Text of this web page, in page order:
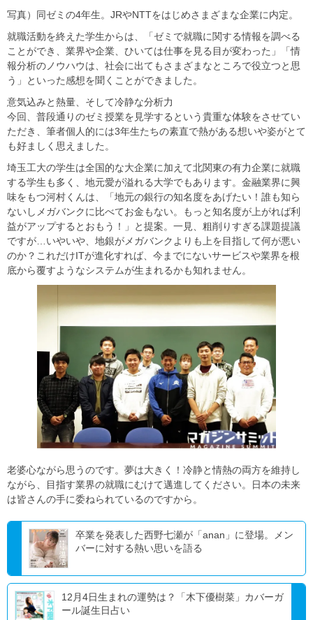
写真）同ゼミの4年生。JRやNTTをはじめさまざまな企業に内定。
就職活動を終えた学生からは、「ゼミで就職に関する情報を調べる
ことができ、業界や企業、ひいては仕事を見る目が変わった」「情
報分析のノウハウは、社会に出てもさまざまなところで役立つと思
う」といった感想を聞くことができました。
意気込みと熱量、そして冷静な分析力
今回、普段通りのゼミ授業を見学するという貴重な体験をさせてい
ただき、筆者個人的には3年生たちの素直で熱がある想いや姿がとて
も好ましく思えました。
埼玉工大の学生は全国的な大企業に加えて北関東の有力企業に就職
する学生も多く、地元愛が溢れる大学でもあります。金融業界に興
味をもつ河村くんは、「地元の銀行の知名度をあげたい！誰も知ら
ないしメガバンクに比べてお金もない。もっと知名度が上がれば利
益がアップするとおもう！」と提案。一見、粗削りすぎる課題提議
ですが…いやいや、地銀がメガバンクよりも上を目指して何が悪い
のか？これだけITが進化すれば、今までにないサービスや業界を根
底から覆すようなシステムが生まれるかも知れません。
老婆心ながら思うのです。夢は大きく！冷静と情熱の両方を維持し
ながら、目指す業界の就職にむけて邁進してください。日本の未来
は皆さんの手に委ねられているのですから。
卒業を発表した西野七瀬が「anan」に登場。メン
バーに対する熱い思いを語る
12月4日生まれの運勢は？「木下優樹菜」カバーガ
ール誕生日占い